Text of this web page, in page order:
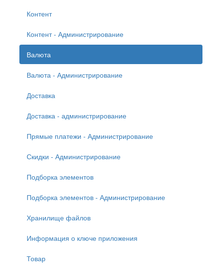
Контент
Контент - Администрирование
Валюта
Валюта - Администрирование
Доставка
Доставка - администрирование
Прямые платежи - Администрирование
Скидки - Администрирование
Подборка элементов
Подборка элементов - Администрирование
Хранилище файлов
Информация о ключе приложения
Товар